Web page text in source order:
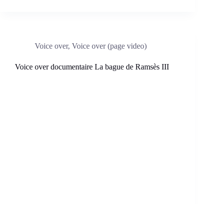
Voice over, Voice over (page video)
Voice over documentaire La bague de Ramsès III